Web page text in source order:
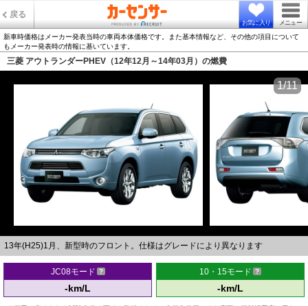
戻る
お気に入り メニュー
新車時価格はメーカー発表当時の車両本体価格です。また基本情報など、その他の項目について
もメーカー発表時の情報に基いています。
三菱 アウトランダーPHEV（12年12月～14年03月）の燃費
13年(H25)1月、新型時のフロント。仕様はグレードにより異なります
1/11
JC08モード
-km/L
10・15モード
-km/L